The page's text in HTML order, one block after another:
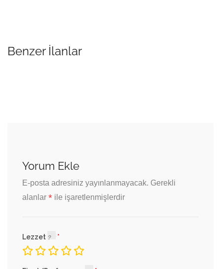
Benzer İlanlar
Yorum Ekle
E-posta adresiniz yayınlanmayacak. Gerekli
alanlar * ile işaretlenmişlerdir
Lezzet